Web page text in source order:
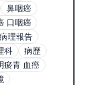
鼻咽癌
口咽癌
病理報告
科
病歷
瘀青 血癌